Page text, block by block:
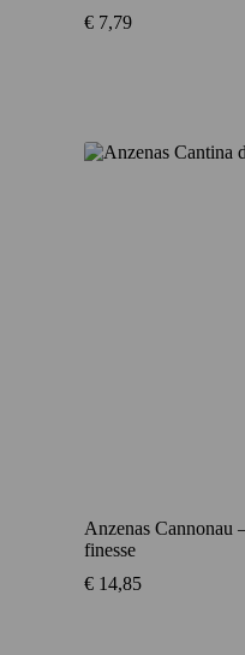
€ 7,79
Anzenas Cannonau
finesse
€ 14,85